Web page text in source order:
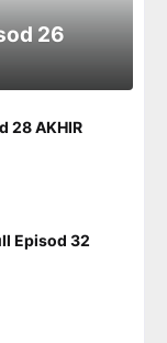
26
28 AKHIR
Episod 32